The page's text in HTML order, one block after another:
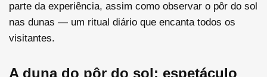
parte da experiência, assim como observar o pôr do sol
nas dunas — um ritual diário que encanta todos os
visitantes.
A duna do pôr do sol: espetáculo